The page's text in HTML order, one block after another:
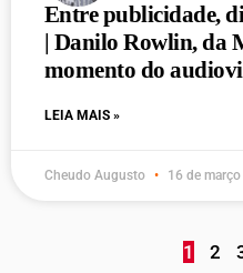
Entre publicidade,
| Danilo Rowlin, da
momento do
LEIA MAIS »
Cheudo Augusto 16 de
1 2